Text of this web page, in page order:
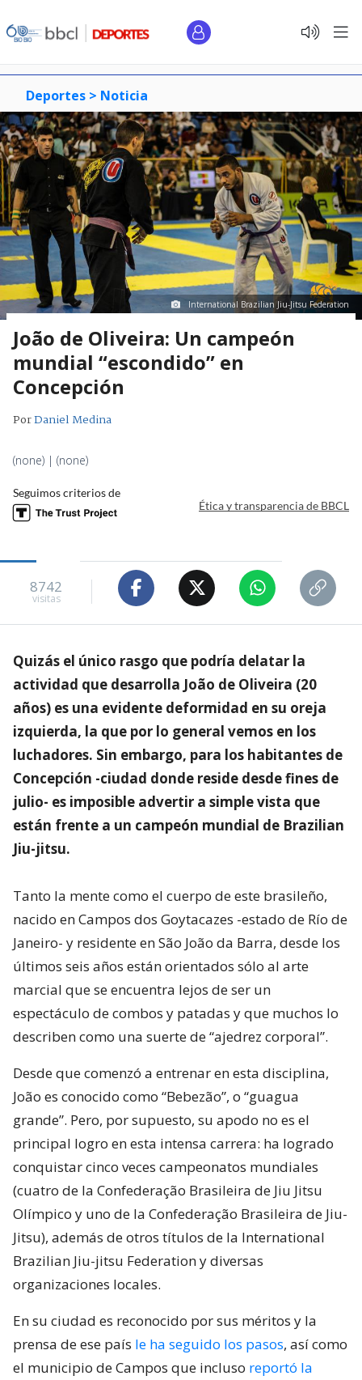
Deportes > Noticia
International Brazilian Jiu-Jitsu Federation
João de Oliveira: Un campeón
mundial “escondido” en
Concepción
PorDaniel Medina
(none) | (none)
Seguimos criterios de
Ética y transparencia de BBCL
8742
visitas
Quizás el único rasgo que podría delatar la
actividad que desarrolla João de Oliveira (20
años) es una evidente deformidad en su oreja
izquierda, la que por lo general vemos en los
luchadores. Sin embargo, para los habitantes de
Concepción -ciudad donde reside desde fines de
julio- es imposible advertir a simple vista que
están frente a un campeón mundial de Brazilian
Jiu-jitsu.
Tanto la mente como el cuerpo de este brasileño,
nacido en Campos dos Goytacazes -estado de Río de
Janeiro- y residente en São João da Barra, desde los
últimos seis años están orientados sólo al arte
marcial que se encuentra lejos de ser un
espectáculo de combos y patadas y que muchos lo
describen como una suerte de “ajedrez corporal”.
Desde que comenzó a entrenar en esta disciplina,
João es conocido como “Bebezão”, o “guagua
grande”. Pero, por supuesto, su apodo no es el
principal logro en esta intensa carrera: ha logrado
conquistar cinco veces campeonatos mundiales
(cuatro de la Confederação Brasileira de Jiu Jitsu
Olímpico y uno de la Confederação Brasileira de Jiu-
Jitsu), además de otros títulos de la International
Brazilian Jiu-jitsu Federation y diversas
organizaciones locales.
En su ciudad es reconocido por sus méritos y la
prensa de ese país le ha seguido los pasos, así como
el municipio de Campos que incluso reportó la